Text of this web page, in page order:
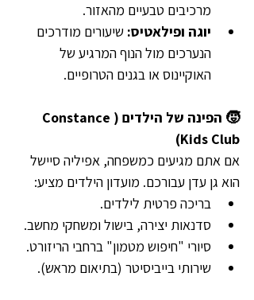
מרכיבים טבעיים מהאזור.
יוגה ופילאטיס: שיעורים מודרכים
הנערכים מול הנוף המרגיע של
האוקיינוס או בגנים הטרופיים.
🧒 הפינה של הילדים (Constance
Kids Club)
אם אתם מגיעים כמשפחה, אפיליה סיישל
הוא גן עדן עבורכם. מועדון הילדים מציע:
בריכה פרטית לילדים.
סדנאות יצירה, בישול ומשחקי מחשב.
סיורי "חיפוש מטמון" ברחבי הריזורט.
שירותי בייביסיטר (בתיאום מראש).